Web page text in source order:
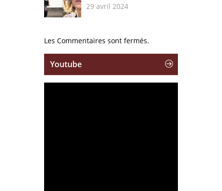
29 avril 2024
Les Commentaires sont fermés.
Youtube